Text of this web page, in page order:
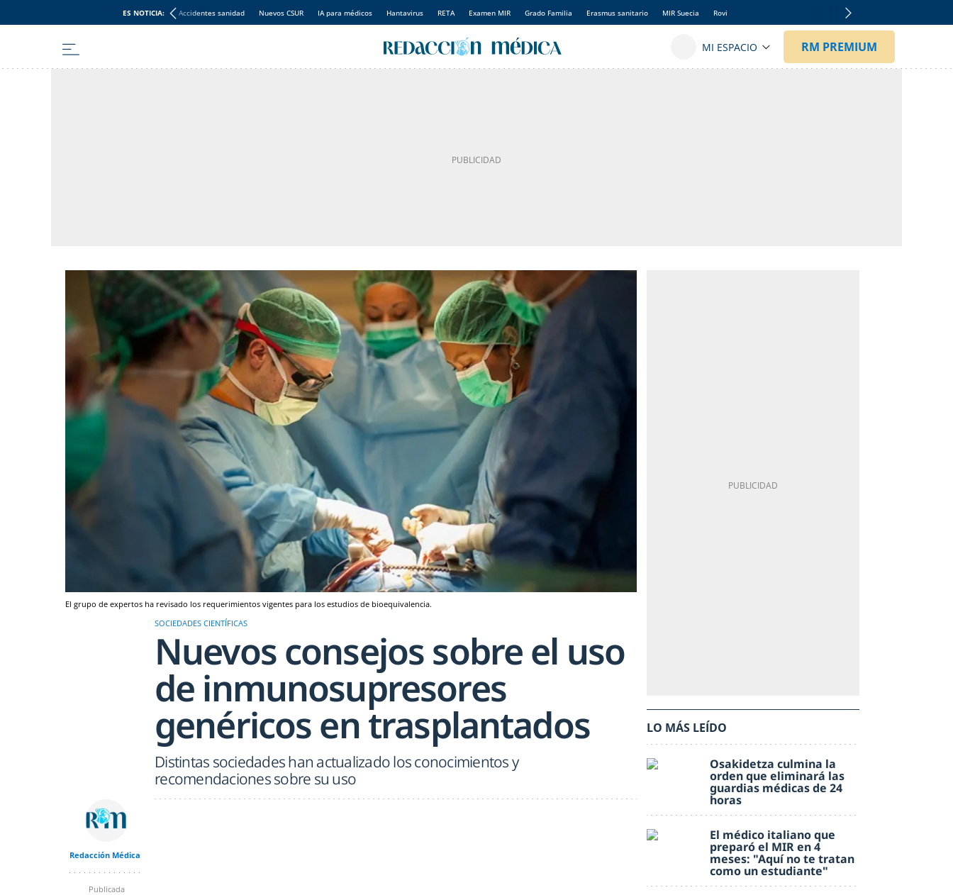
ES NOTICIA: Accidentes sanidad Nuevos CSUR IA para médicos Hantavirus RETA Examen MIR Grado Familia Erasmus sanitario MIR Suecia Rovi
El grupo de expertos ha revisado los requerimientos vigentes para los estudios de bioequivalencia.
SOCIEDADES CIENTÍFICAS
Nuevos consejos sobre el uso
de inmunosupresores
genéricos en trasplantados
Distintas sociedades han actualizado los conocimientos y
recomendaciones sobre su uso
Redacción Médica
Publicada
LO MÁS LEÍDO
Osakidetza culmina la
orden que eliminará las
guardias médicas de 24
horas
El médico italiano que
preparó el MIR en 4
meses: "Aquí no te tratan
como un estudiante"